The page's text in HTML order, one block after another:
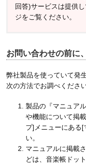
回答)サービスは提供
ジをご覧ください。
お問い合わせの前に
弊社製品を使っていて発
次の方法でお調べください
製品の『マニュア
や機能について掲
プ]メニューにある[
い。
マニュアルに掲載
どは、音楽帳ドッ